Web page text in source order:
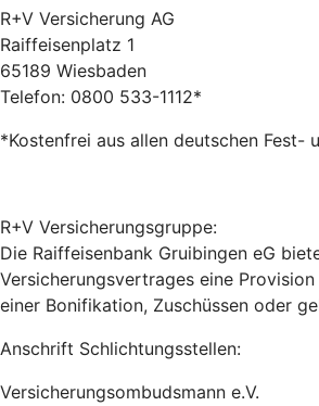
R+V Versicherung AG
Raiffeisenplatz 1
65189 Wiesbaden
Telefon: 0800 533-1112*
*Kostenfrei aus allen deutschen Fest-
R+V Versicherungsgruppe:
Die Raiffeisenbank Gruibingen eG
Versicherungsvertrages eine
einer Bonifikation, Zuschüssen oder
Anschrift Schlichtungsstellen:
Versicherungsombudsmann e.V.